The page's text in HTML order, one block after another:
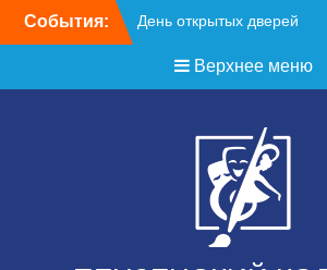
События: День открытых дверей
Верхнее меню